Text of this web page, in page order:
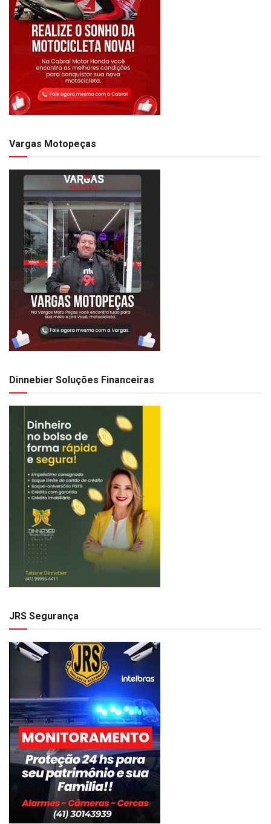
Vargas Motopeças
Dinnebier Soluções Financeiras
JRS Segurança